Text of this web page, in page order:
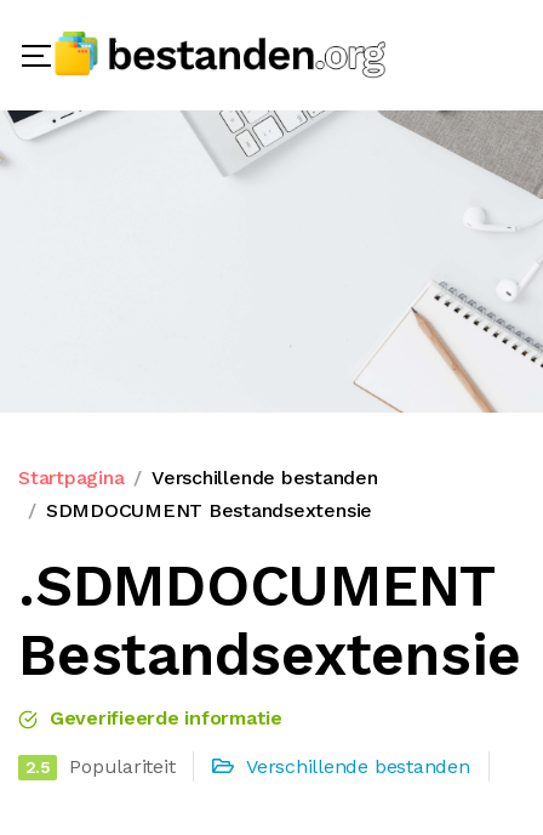
Startpagina
Verschillende bestanden
SDMDOCUMENT Bestandsextensie
.SDMDOCUMENT
Bestandsextensie
Geverifieerde informatie
2.5 Populariteit Verschillende bestanden